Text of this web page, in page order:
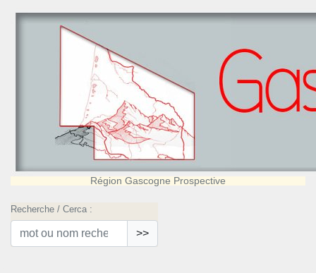
Région Gascogne Prospective
Recherche / Cerca :
>>